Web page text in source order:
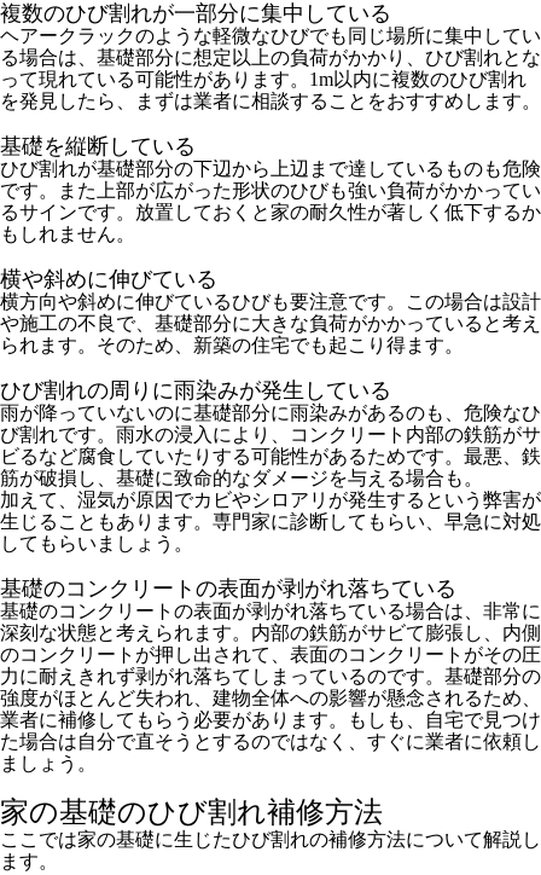
複数のひび割れが一部分に集中している
ヘアークラックのような軽微なひびでも同じ場所に集中してい
る場合は、基礎部分に想定以上の負荷がかかり、ひび割れとな
って現れている可能性があります。1m以内に複数のひび割れ
を発見したら、まずは業者に相談することをおすすめします。
基礎を縦断している
ひび割れが基礎部分の下辺から上辺まで達しているものも危険
です。また上部が広がった形状のひびも強い負荷がかかってい
るサインです。放置しておくと家の耐久性が著しく低下するか
もしれません。
横や斜めに伸びている
横方向や斜めに伸びているひびも要注意です。この場合は設計
や施工の不良で、基礎部分に大きな負荷がかかっていると考え
られます。そのため、新築の住宅でも起こり得ます。
ひび割れの周りに雨染みが発生している
雨が降っていないのに基礎部分に雨染みがあるのも、危険なひ
び割れです。雨水の浸入により、コンクリート内部の鉄筋がサ
ビるなど腐食していたりする可能性があるためです。最悪、鉄
筋が破損し、基礎に致命的なダメージを与える場合も。
加えて、湿気が原因でカビやシロアリが発生するという弊害が
生じることもあります。専門家に診断してもらい、早急に対処
してもらいましょう。
基礎のコンクリートの表面が剥がれ落ちている
基礎のコンクリートの表面が剥がれ落ちている場合は、非常に
深刻な状態と考えられます。内部の鉄筋がサビて膨張し、内側
のコンクリートが押し出されて、表面のコンクリートがその圧
力に耐えきれず剥がれ落ちてしまっているのです。基礎部分の
強度がほとんど失われ、建物全体への影響が懸念されるため、
業者に補修してもらう必要があります。もしも、自宅で見つけ
た場合は自分で直そうとするのではなく、すぐに業者に依頼し
ましょう。
家の基礎のひび割れ補修方法
ここでは家の基礎に生じたひび割れの補修方法について解説し
ます。